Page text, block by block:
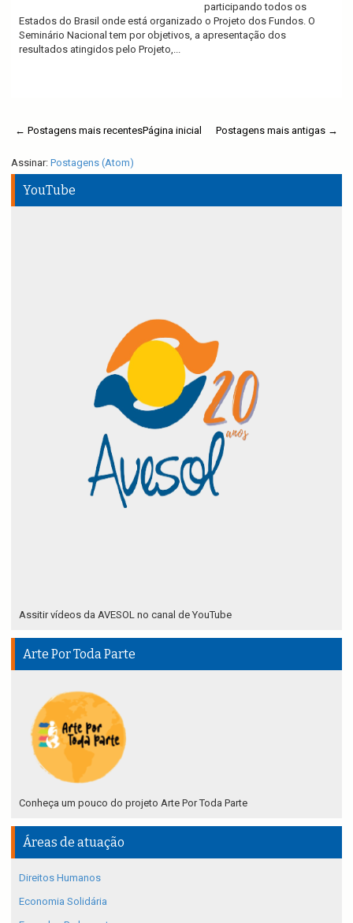
participando todos os
Estados do Brasil onde está organizado o Projeto dos Fundos. O
Seminário Nacional tem por objetivos, a apresentação dos
resultados atingidos pelo Projeto,...
← Postagens mais recentes Postagens mais antigas →
Página inicial
Assinar: Postagens (Atom)
YouTube
Assitir vídeos da AVESOL no canal de YouTube
Arte Por Toda Parte
Conheça um pouco do projeto Arte Por Toda Parte
Áreas de atuação
Direitos Humanos
Economia Solidária